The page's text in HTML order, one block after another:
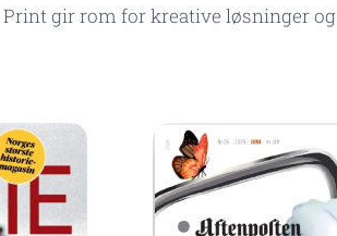
gir rom for kreative løsninger og